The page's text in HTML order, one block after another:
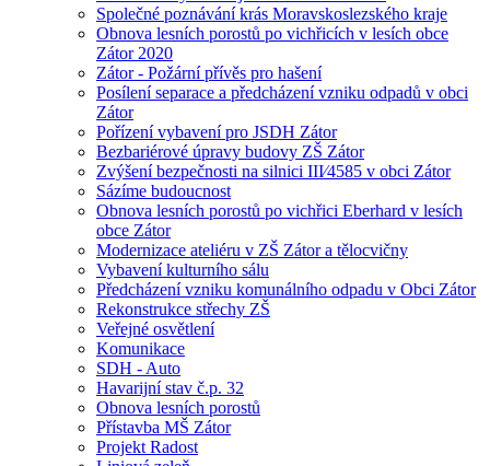
Společné poznávání krás Moravskoslezského kraje
Obnova lesních porostů po vichřicích v lesích obce
Zátor 2020
Zátor - Požární přívěs pro hašení
Posílení separace a předcházení vzniku odpadů v obci
Zátor
Pořízení vybavení pro JSDH Zátor
Bezbariérové úpravy budovy ZŠ Zátor
Zvýšení bezpečnosti na silnici III⁄4585 v obci Zátor
Sázíme budoucnost
Obnova lesních porostů po vichřici Eberhard v lesích
obce Zátor
Modernizace ateliéru v ZŠ Zátor a tělocvičny
Vybavení kulturního sálu
Předcházení vzniku komunálního odpadu v Obci Zátor
Rekonstrukce střechy ZŠ
Veřejné osvětlení
Komunikace
SDH - Auto
Havarijní stav č.p. 32
Obnova lesních porostů
Přístavba MŠ Zátor
Projekt Radost